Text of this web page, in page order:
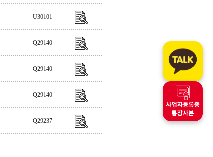
U30101
Q29140
Q29140
Q29140
Q29237